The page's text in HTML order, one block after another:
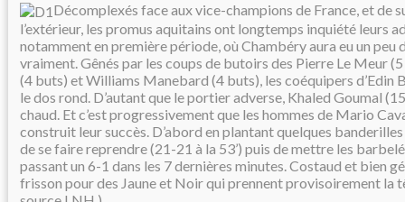
Décomplexés face aux vice-champions de France, et de
l’extérieur, les promus aquitains ont longtemps inquiété leurs
notamment en première période, où Chambéry aura eu un peu
vraiment. Gênés par les coups de butoirs des Pierre Le Meur
(4 buts) et Williams Manebard (4 buts), les coéquipers d’Edin
le dos rond. D’autant que le portier adverse, Khaled Goumal
chaud. Et c’est progressivement que les hommes de Mario
construit leur succès. D’abord en plantant quelques
de se faire reprendre (21-21 à la 53’) puis de mettre les
passant un 6-1 dans les 7 dernières minutes. Costaud et bien
frisson pour des Jaune et Noir qui prennent provisoirement la